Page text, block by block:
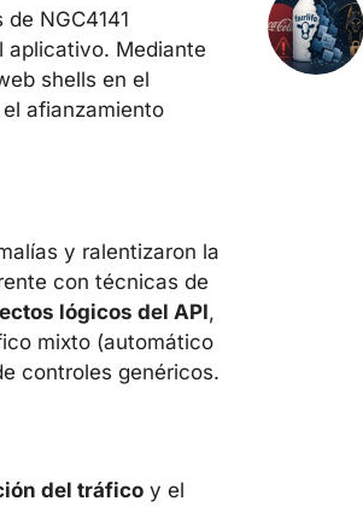
NGC4141
aplicativo. Mediante
shells en el
afianzamiento
y ralentizaron la
con técnicas de
lógicos del API,
mixto (automático
controles genéricos.
del tráfico y el